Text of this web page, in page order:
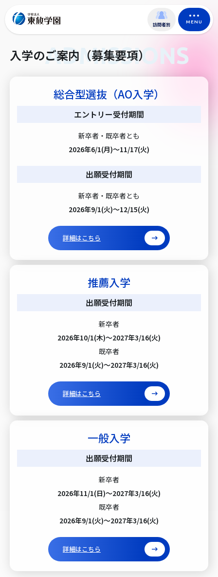
訪問者別 MENU
入学のご案内（募集要項）
ADMISSIONS
総合型選抜（AO入学）
エントリー受付期間
新卒者・既卒者とも
2026年6/1(月)～11/17(火)
出願受付期間
新卒者・既卒者とも
2026年9/1(火)～12/15(火)
詳細はこちら
推薦入学
出願受付期間
新卒者
2026年10/1(木)～2027年3/16(火)
既卒者
2026年9/1(火)～2027年3/16(火)
詳細はこちら
一般入学
出願受付期間
新卒者
2026年11/1(日)～2027年3/16(火)
既卒者
2026年9/1(火)～2027年3/16(火)
詳細はこちら